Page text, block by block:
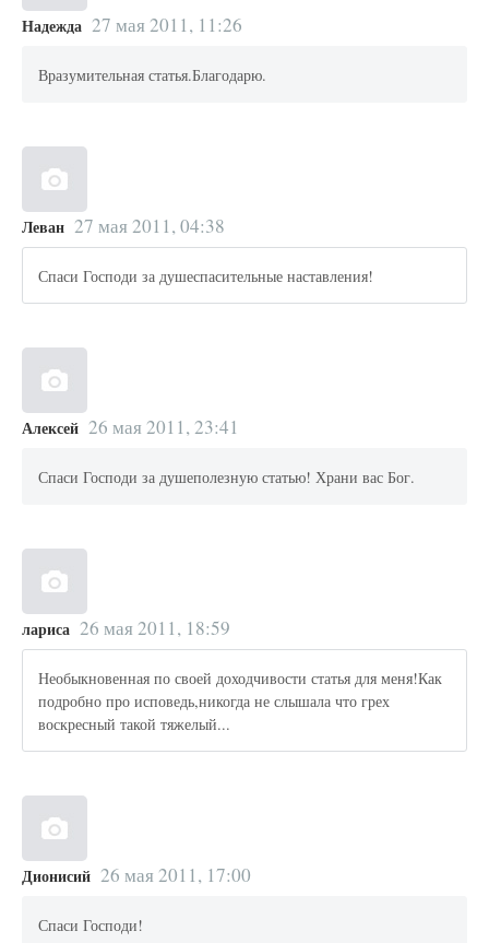
Надежда 27 мая 2011, 11:26
Вразумительная статья.Благодарю.
Леван 27 мая 2011, 04:38
Спаси Господи за душеспасительные наставления!
Алексей 26 мая 2011, 23:41
Спаси Господи за душеполезную статью! Храни вас Бог.
лариса 26 мая 2011, 18:59
Необыкновенная по своей доходчивости статья для меня!Как
подробно про исповедь,никогда не слышала что грех
воскресный такой тяжелый...
Дионисий 26 мая 2011, 17:00
Спаси Господи!